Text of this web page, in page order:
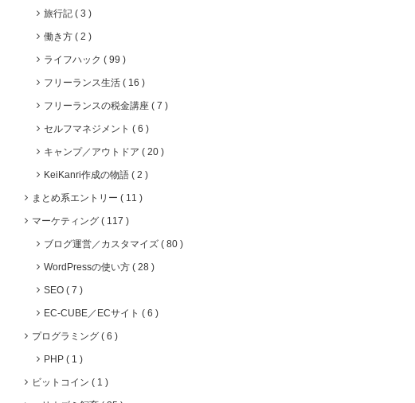
旅行記 3
働き方 2
ライフハック 99
フリーランス生活 16
フリーランスの税金講座 7
セルフマネジメント 6
キャンプ／アウトドア 20
KeiKanri作成の物語 2
まとめ系エントリー 11
マーケティング 117
ブログ運営／カスタマイズ 80
WordPressの使い方 28
SEO 7
EC-CUBE／ECサイト 6
プログラミング 6
PHP 1
ビットコイン 1